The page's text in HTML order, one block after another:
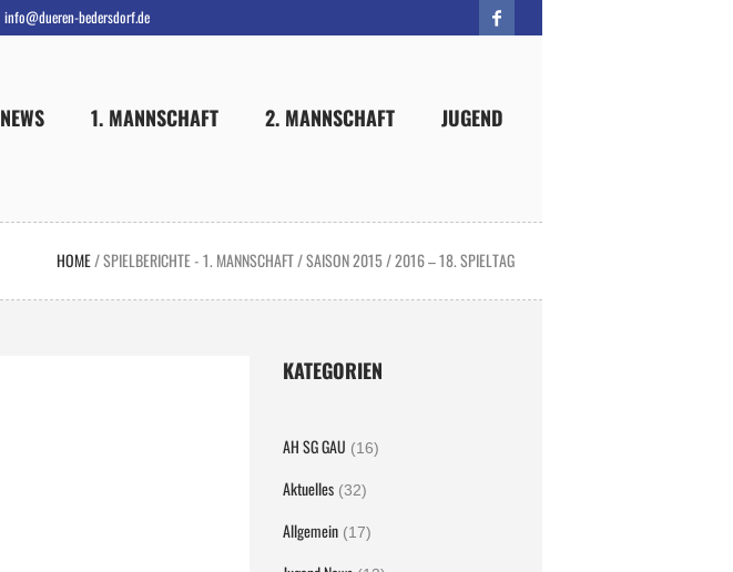
info@dueren-bedersdorf.de
NEWS 1. MANNSCHAFT 2. MANNSCHAFT JUGEND
HOME/SPIELBERICHTE - 1. MANNSCHAFT/SAISON 2015 / 2016 – 18. SPIELTAG
KATEGORIEN
AH SG GAU (16)
Aktuelles (32)
Allgemein (17)